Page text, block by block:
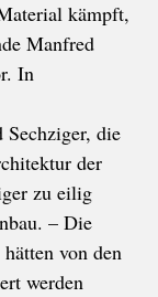
kämpft,
Manfred
In
die
der
zu eilig
– Die
von den
werden